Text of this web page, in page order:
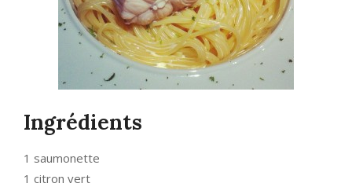
Ingrédients
1 saumonette
1 citron vert